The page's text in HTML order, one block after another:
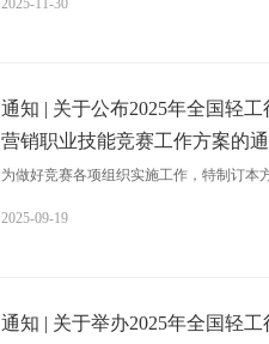
2025-11-30
通知 | 关于公布2025年全国轻
营销职业技能竞赛工作方案的
为做好竞赛各项组织实施工作，特制订本
2025-09-19
通知 | 关于举办2025年全国轻